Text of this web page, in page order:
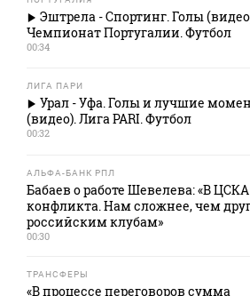
Эштрела - Спортинг. Голы
Чемпионат Португалии. Футбол
00:34
ЛИГА ПАРИ
Урал - Уфа. Голы и лучшие
(видео). Лига PARI. Футбол
00:32
АЛЬФА-БАНК РПЛ
Бабаев о работе Шевелева: «В
конфликта. Нам сложнее, чем
российским клубам»
00:30
ТРАНСФЕРЫ
«В процессе переговоров сумма